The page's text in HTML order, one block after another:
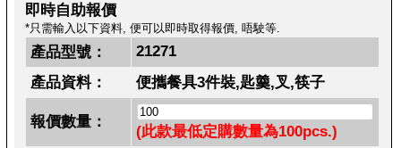
即時自助報價
*只需輸入以下資料, 便可以即時取得報價, 唔駛等.
產品型號：
21271
產品資料：
便攜餐具3件裝,匙羹,叉,筷子
報價數量：
(此款最低定購數量為100pcs.)